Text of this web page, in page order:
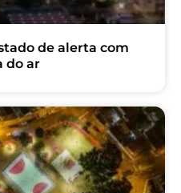
de alerta com
do ar